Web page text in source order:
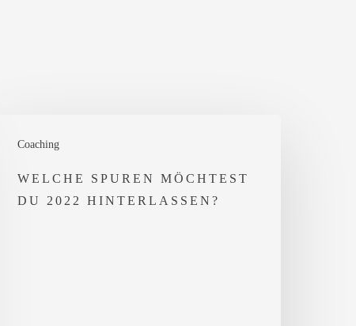
Coaching
Spuren
möchtest
WELCHE SPUREN MÖCHTEST
DU 2022 HINTERLASSEN?